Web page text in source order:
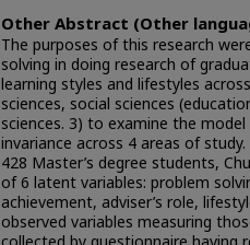
Other Abstract (Other
The purposes of this research
solving in doing research of
learning styles and lifestyles
sciences, social sciences
sciences. 3) to examine the
invariance across 4 areas of
428 Master’s degree students,
of 6 latent variables: problem
achievement, adviser’s role,
observed variables measuring